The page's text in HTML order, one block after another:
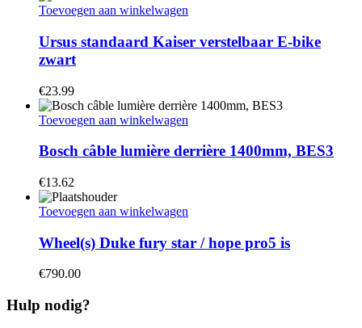
Toevoegen aan winkelwagen
Ursus standaard Kaiser verstelbaar E-bike
zwart
€23.99
Toevoegen aan winkelwagen
Bosch câble lumière derrière 1400mm, BES3
€13.62
Toevoegen aan winkelwagen
Wheel(s) Duke fury star / hope pro5 is
€790.00
Hulp nodig?